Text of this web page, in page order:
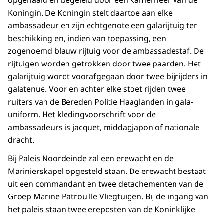
Koningin. De Koningin stelt daartoe aan elke
ambassadeur en zijn echtgenote een galarijtuig ter
beschikking en, indien van toepassing, een
zogenoemd blauw rijtuig voor de ambassadestaf. De
rijtuigen worden getrokken door twee paarden. Het
galarijtuig wordt voorafgegaan door twee bijrijders in
galatenue. Voor en achter elke stoet rijden twee
ruiters van de Bereden Politie Haaglanden in gala-
uniform. Het kledingvoorschrift voor de
ambassadeurs is jacquet, middagjapon of nationale
dracht.
Bij Paleis Noordeinde zal een erewacht en de
Marinierskapel opgesteld staan. De erewacht bestaat
uit een commandant en twee detachementen van de
Groep Marine Patrouille Vliegtuigen. Bij de ingang van
het paleis staan twee ereposten van de Koninklijke